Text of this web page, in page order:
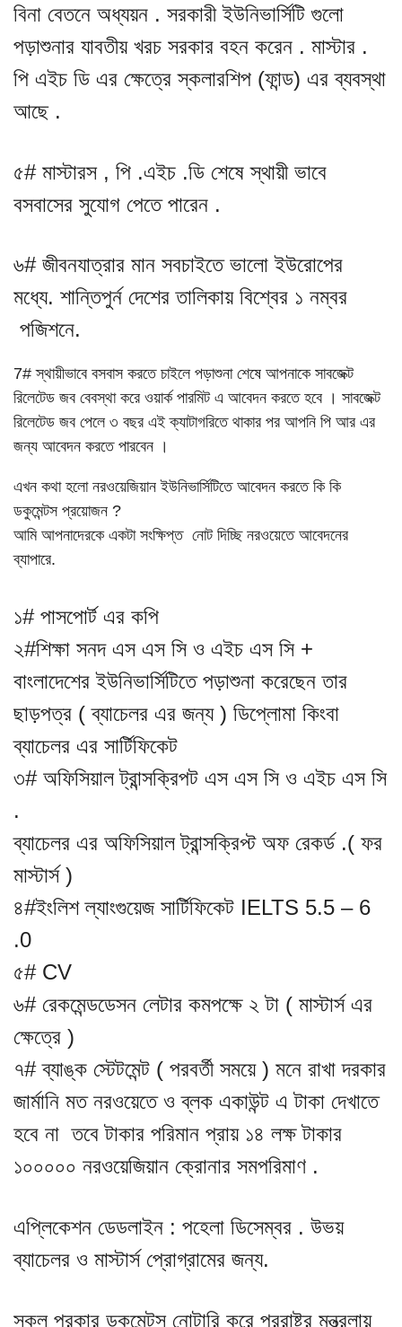
বিনা বেতনে অধ্যয়ন . সরকারী ইউনিভার্সিটি গুলো
পড়াশুনার যাবতীয় খরচ সরকার বহন করেন . মাস্টার .
পি এইচ ডি এর ক্ষেত্রে স্কলারশিপ (ফান্ড) এর ব্যবস্থা
আছে .
৫# মাস্টারস , পি .এইচ .ডি শেষে স্থায়ী ভাবে
বসবাসের সুযোগ পেতে পারেন .
৬# জীবনযাত্রার মান সবচাইতে ভালো ইউরোপের
মধ্যে. শান্তিপুর্ন দেশের তালিকায় বিশ্বের ১ নম্বর
পজিশনে.
7# স্থায়ীভাবে বসবাস করতে চাইলে পড়াশুনা শেষে আপনাকে সাবজেক্ট
রিলেটেড জব বেবস্থা করে ওয়ার্ক পারমিট এ আবেদন করতে হবে । সাবজেক্ট
রিলেটেড জব পেলে ৩ বছর এই ক্যাটাগরিতে থাকার পর আপনি পি আর এর
জন্য আবেদন করতে পারবেন ।
এখন কথা হলো নরওয়েজিয়ান ইউনিভার্সিটিতে আবেদন করতে কি কি
ডকুমেন্টস প্রয়োজন ?
আমি আপনাদেরকে একটা সংক্ষিপ্ত নোট দিচ্ছি নরওয়েতে আবেদনের
ব্যাপারে.
১# পাসপোর্ট এর কপি
২#শিক্ষা সনদ এস এস সি ও এইচ এস সি +
বাংলাদেশের ইউনিভার্সিটিতে পড়াশুনা করেছেন তার
ছাড়পত্র ( ব্যাচেলর এর জন্য ) ডিপ্লোমা কিংবা
ব্যাচেলর এর সার্টিফিকেট
৩# অফিসিয়াল ট্রান্সক্রিপট এস এস সি ও এইচ এস সি
.
ব্যাচেলর এর অফিসিয়াল ট্রান্সক্রিপ্ট অফ রেকর্ড .( ফর
মাস্টার্স )
৪#ইংলিশ ল্যাংগুয়েজ সার্টিফিকেট IELTS 5.5 – 6
.0
৫# CV
৬# রেকমেন্ডডেসন লেটার কমপক্ষে ২ টা ( মাস্টার্স এর
ক্ষেত্রে )
৭# ব্যাঙ্ক স্টেটমেন্ট ( পরবর্তী সময়ে ) মনে রাখা দরকার
জার্মানি মত নরওয়েতে ও ব্লক একাউন্ট এ টাকা দেখাতে
হবে না তবে টাকার পরিমান প্রায় ১৪ লক্ষ টাকার
১০০০০০ নরওয়েজিয়ান ক্রোনার সমপরিমাণ .
এপ্লিকেশন ডেডলাইন : পহেলা ডিসেম্বর . উভয়
ব্যাচেলর ও মাস্টার্স প্রোগ্রামের জন্য.
সকল প্রকার ডকুমেন্টস নোটারি করে পররাষ্ট্র মন্ত্রলায়